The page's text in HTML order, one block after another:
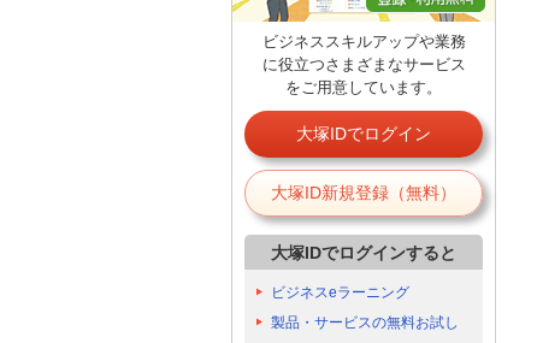
ビジネススキルアップや業務
に役立つさまざまなサービス
をご用意しています。
大塚IDでログイン
大塚ID新規登録（無料）
大塚IDでログインすると
ビジネスeラーニング
製品・サービスの無料お試し